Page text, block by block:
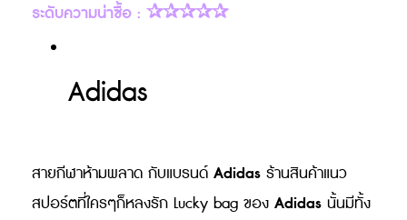
ระดับความน่าซื้อ : ✰✰✰✰✰
Adidas
สายกีฬาห้ามพลาด กับแบรนด์ Adidas ร้านสินค้าแนว
สปอร์ตที่ใครๆก็หลงรัก Lucky bag ของ Adidas นั้นมีทั้ง